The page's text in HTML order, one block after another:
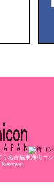
名古屋東海街コン